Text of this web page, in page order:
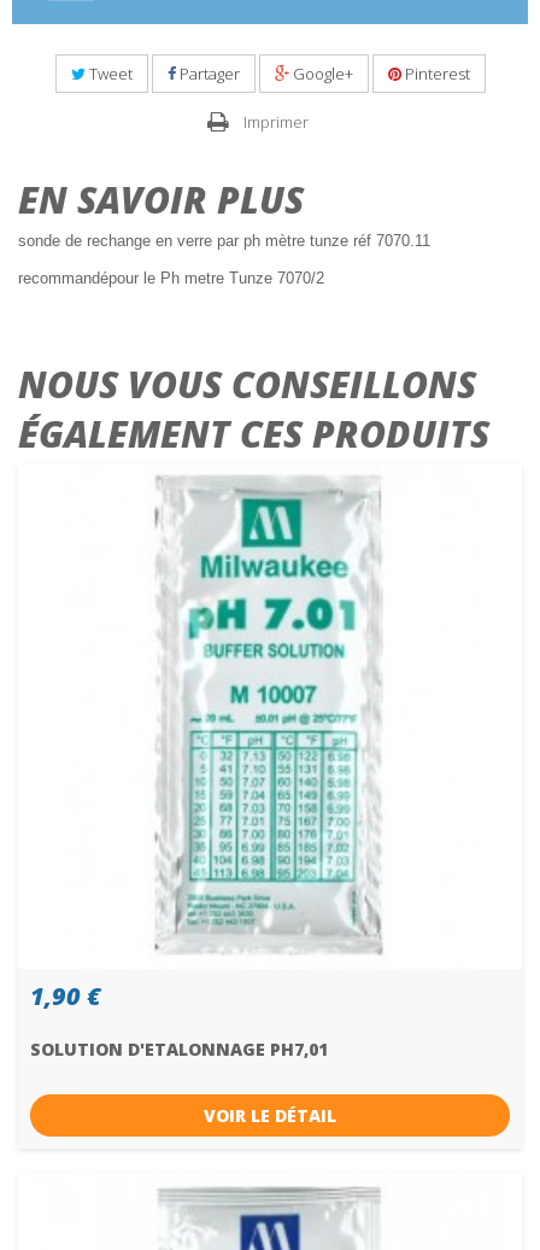
Tweet Partager Google+ Pinterest
Imprimer
EN SAVOIR PLUS
sonde de rechange en verre par ph mètre tunze réf 7070.11
recommandépour le Ph metre Tunze 7070/2
NOUS VOUS CONSEILLONS
ÉGALEMENT CES PRODUITS
1,90 €
SOLUTION D'ETALONNAGE PH7,01
VOIR LE DÉTAIL